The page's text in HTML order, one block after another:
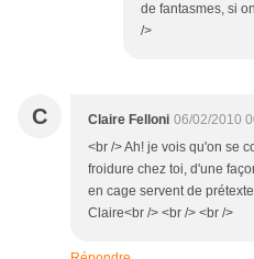
de fantasmes, si
/>
C Claire Felloni 06/02/2010
<br /> Ah! je vois qu'on se
froidure chez toi, d'une
en cage servent de
Claire<br /> <br /> <br />